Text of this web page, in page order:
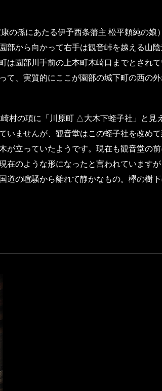
孫にあたる伊予西条藩主 松平頼純の娘
から向かって右手は観音峠を越える山
園部川手前の上本町木崎口までとされ
、実質的にここが園部の城下町の西の
村の項に「川原町 △大木下蛭子社」と見
いませんが、観音堂はこの蛭子社を改め
立っていたようです。現在も観音堂の
のような形になったと言われています
の喧騒から離れて静かなもの。欅の樹